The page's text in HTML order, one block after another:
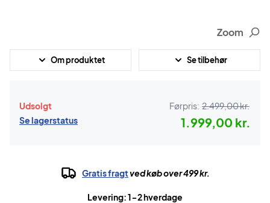
Zoom
Om produktet Se tilbehør
Udsolgt
Se lagerstatus
Førpris: 2.499,00 kr.
1.999,00 kr.
Gratis fragtved køb over 499 kr.
Levering: 1-2 hverdage